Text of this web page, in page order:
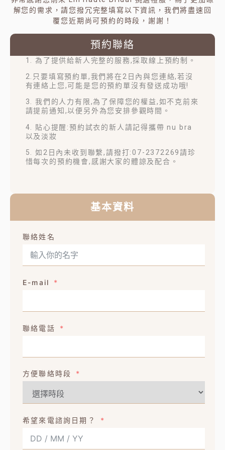
解您的需求，請您撥冗完整填寫以下資訊，我們將盡速回
覆您近期尚可預約的時段，謝謝！
預約聯絡
1. 為了提供給新人完整的服務,採取線上預約制。
2.只要填寫預約單,我們將在2日內與您連絡,若沒
有連絡上您,可能是您的預約單沒有發送成功哦!
3. 我們的人力有限,為了保障您的權益,如不克前來
請提前通知,以便另外為您安排參觀時間。
4. 貼心提醒:預約試衣的新人請記得攜帶 nu bra
以及淡妝
5. 如2日內未收到聯繫,請撥打:07-2372269請珍
惜每次的預約機會,感謝大家的體諒及配合。
基本資料
聯絡姓名
E-mail
聯絡電話
方便聯絡時段
希望來電諮詢日期？